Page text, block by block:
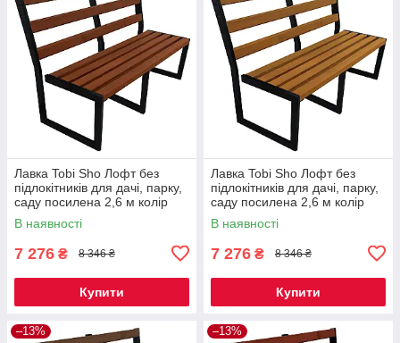
Лавка Tobi Sho Лофт без
підлокітників для дачі, парку,
саду посилена 2,6 м колір
макасар
В наявності
7 276 ₴ 8 346 ₴
Купити
Лавка Tobi Sho Лофт без
підлокітників для дачі, парку,
саду посилена 2,6 м колір
дуб
В наявності
7 276 ₴ 8 346 ₴
Купити
–13% –13%